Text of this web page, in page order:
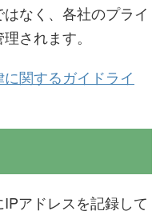
なく、各社のプライ
されます。
関するガイドライ
アドレスを記録して